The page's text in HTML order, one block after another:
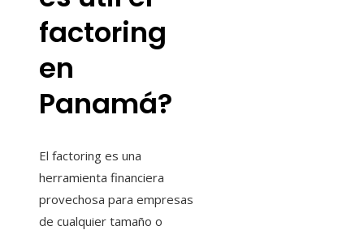
factoring
en
Panamá?
El factoring es una
herramienta financiera
provechosa para empresas
de cualquier tamaño o